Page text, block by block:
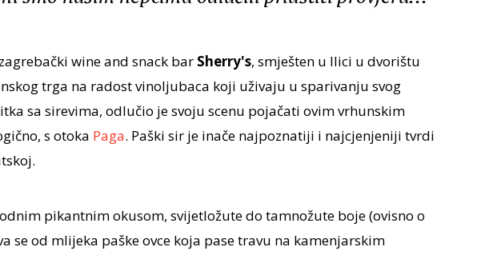
wine and snack bar Sherry's, smješten u Ilici u dvorištu
trga na radost vinoljubaca koji uživaju u sparivanju svog
sa sirevima, odlučio je svoju scenu pojačati ovim vrhunskim
s otoka Paga. Paški sir je inače najpoznatiji i najcjenjeniji tvrdi
pikantnim okusom, svijetložute do tamnožute boje (ovisno o
se od mlijeka paške ovce koja pase travu na kamenjarskim